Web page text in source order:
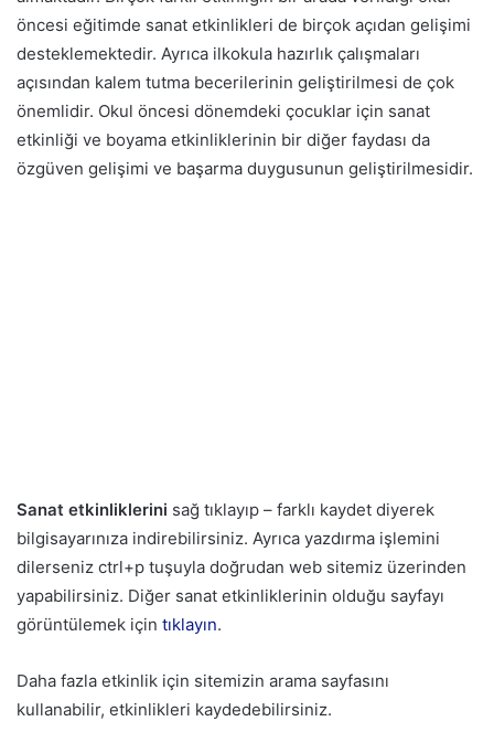
öncesi eğitimde sanat etkinlikleri de birçok açıdan gelişimi
desteklemektedir. Ayrıca ilkokula hazırlık çalışmaları
açısından kalem tutma becerilerinin geliştirilmesi de çok
önemlidir. Okul öncesi dönemdeki çocuklar için sanat
etkinliği ve boyama etkinliklerinin bir diğer faydası da
özgüven gelişimi ve başarma duygusunun geliştirilmesidir.
Sanat etkinliklerini sağ tıklayıp – farklı kaydet diyerek
bilgisayarınıza indirebilirsiniz. Ayrıca yazdırma işlemini
dilerseniz ctrl+p tuşuyla doğrudan web sitemiz üzerinden
yapabilirsiniz. Diğer sanat etkinliklerinin olduğu sayfayı
görüntülemek için tıklayın.
Daha fazla etkinlik için sitemizin arama sayfasını
kullanabilir, etkinlikleri kaydedebilirsiniz.